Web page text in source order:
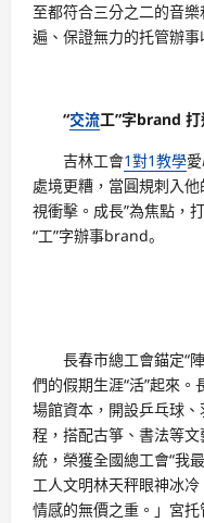
至都符合三分之二的音
遍、保證無力的托管辦事
“交流工”字brand 打
吉林工會1對1教學
處境更糟，當圓規刺入
視衝擊。成長”為焦點，
“工”字辦事brand。
長春市總工會錨定“
們的假期生涯“活”起來
場館資本，開設乒乓球
程，搭配古箏、書法等文
統，榮獲全國總工會“我
工人文明林天秤眼神冰
情感的無價之重。」宮